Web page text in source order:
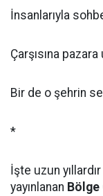
İnsanlarıyla
Çarşısına pazara
Bir de o şehrin
*
İşte uzun
yayınlanan Bölge